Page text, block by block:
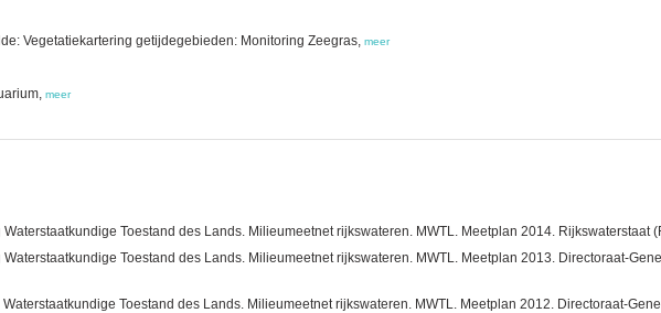
Vegetatiekartering getijdegebieden: Monitoring Zeegras, meer
meer
Toestand des Lands. Milieumeetnet rijkswateren. MWTL. Meetplan 2014. Rijkswaterstaat
Toestand des Lands. Milieumeetnet rijkswateren. MWTL. Meetplan 2013. Directoraat-
Toestand des Lands. Milieumeetnet rijkswateren. MWTL. Meetplan 2012. Directoraat-